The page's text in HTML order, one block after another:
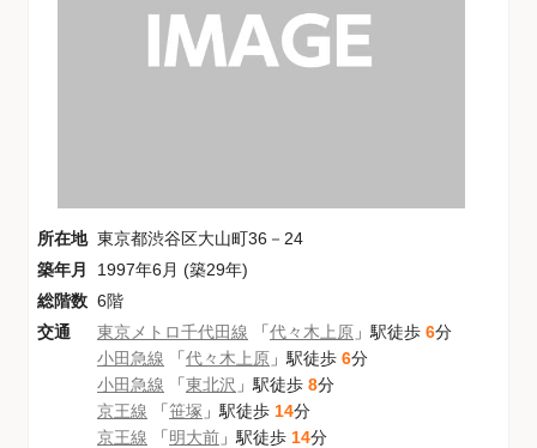
所在地 東京都渋谷区大山町36－24
築年月
1997年6月 (築29年)
総階数 6階
交通
東京メトロ千代田線 「代々木上原 」駅徒歩 6分
小田急線 「代々木上原 」駅徒歩 6分
小田急線 「東北沢 」駅徒歩 8分
京王線 「笹塚 」駅徒歩 14分
京王線 「明大前 」駅徒歩 14分